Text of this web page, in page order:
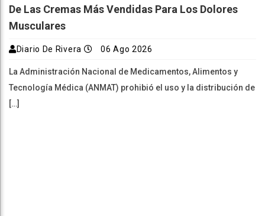
De Las Cremas Más Vendidas Para Los Dolores
Musculares
Diario De Rivera 06 Ago 2026
La Administración Nacional de Medicamentos, Alimentos y
Tecnología Médica (ANMAT) prohibió el uso y la distribución de
[…]